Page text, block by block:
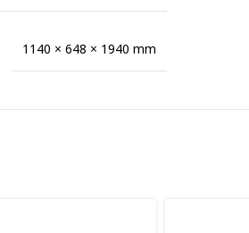
1140 × 648 × 1940 mm